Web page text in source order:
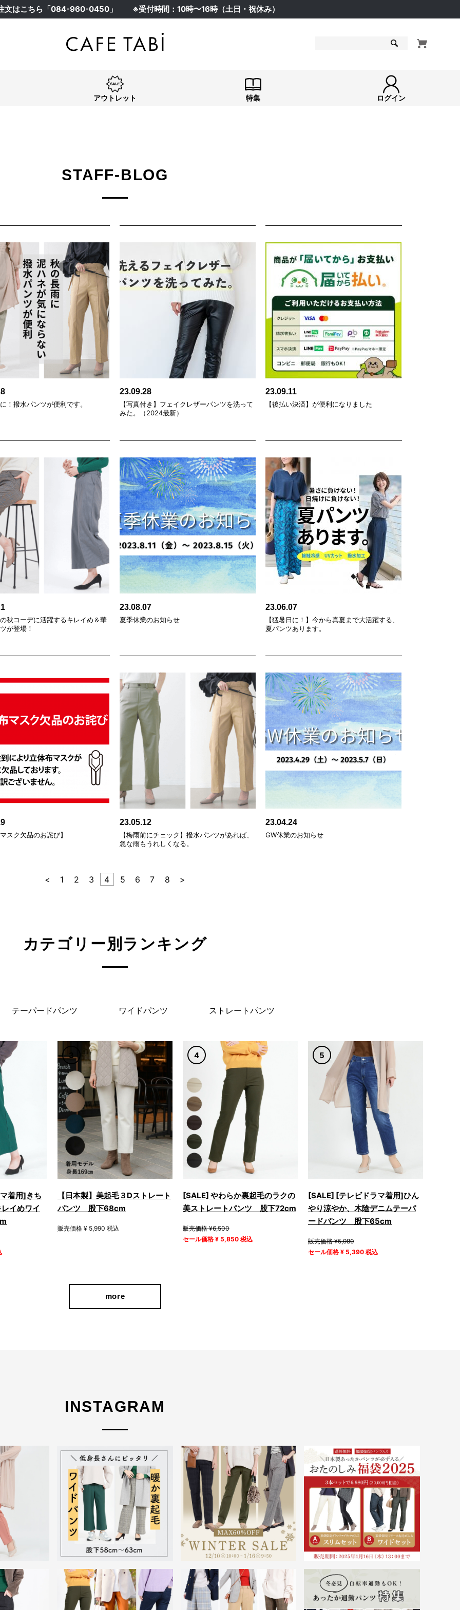
文はこちら「084-960-0450 」 ※受付時間：10時〜16時（土日・祝休み）
アウトレット 特集 ログイン
STAFF-BLOG
！撥水パンツが便利です。
23.09.28
【写真付き】フェイクレザーパンツを洗って
みた。（2024最新）
23.09.11
【後払い決済】が便利になりました
秋コーデに活躍するキレイめ＆華
が登場！
23.08.07
夏季休業のお知らせ
23.06.07
【猛暑日に！】今から真夏まで大活躍する、
夏パンツあります。
スク欠品のお詫び】
23.05.12
【梅雨前にチェック】撥水パンツがあれば、
急な雨もうれしくなる。
23.04.24
GW休業のお知らせ
< 1 2 3 4 5 6 7 8 >
カテゴリー別ランキング
テーパードパンツ ワイドパンツ ストレートパンツ
着用]きち
イめワイ
【日本製】美起毛３Dストレート
パンツ 股下68cm
販売価格 ¥ 5,990 税込
[SALE] やわらか裏起毛のラクの
美ストレートパンツ 股下72cm
販売価格 ¥6,500
セール価格 ¥ 5,850 税込
[SALE] [テレビドラマ着用]ひん
やり涼やか、木陰デニムテーパ
ードパンツ 股下65cm
販売価格 ¥5,980
セール価格 ¥ 5,390 税込
more
INSTAGRAM